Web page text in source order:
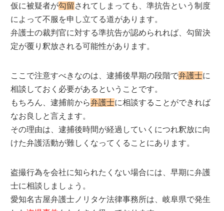
仮に被疑者が勾留 されてしまっても、準抗告という制度
によって不服を申し立てる道があります。
弁護士の裁判官に対する準抗告が認められれば、勾留決
定が覆り釈放される可能性があります。
ここで注意すべきなのは、逮捕後早期の段階で弁護士に
相談しておく必要があるということです。
もちろん、逮捕前から弁護士に相談することができれば
なお良しと言えます。
その理由は、逮捕後時間が経過していくにつれ釈放に向
けた弁護活動が難しくなってくることにあります。
盗撮行為を会社に知られたくない場合には、早期に弁護
士に相談しましょう。
愛知名古屋弁護士ノリタケ法律事務所は、岐阜県で発生